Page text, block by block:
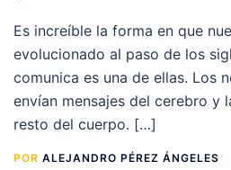
Es increíble la forma en que
evolucionado al paso de los
comunica es una de ellas. Los
envían mensajes del cerebro y
resto del cuerpo. […]
POR ALEJANDRO PÉREZ ÁNGELES